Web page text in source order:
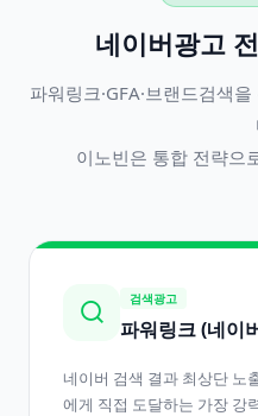
네이버광고
파워링크·GFA·브랜드검색
이노빈은 통합 전략으
검색광고
파워링크 (네이
네이버 검색 결과 최상단 노
에게 직접 도달하는 가장 강